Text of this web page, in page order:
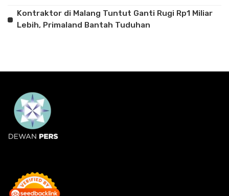
Kontraktor di Malang Tuntut Ganti Rugi Rp1 Miliar
Lebih, Primaland Bantah Tuduhan